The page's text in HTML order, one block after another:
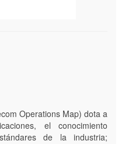
Operations Map) dota a
el conocimiento
de la industria;